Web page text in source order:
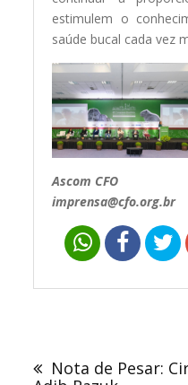
estimulem o
saúde bucal cada vez
Ascom CFO
imprensa@cfo.org.br
PostNota de Pesar: